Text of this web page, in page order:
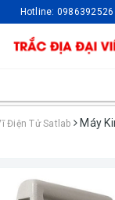
Hotline: 0986392526
Điện Tử Satlab
Máy